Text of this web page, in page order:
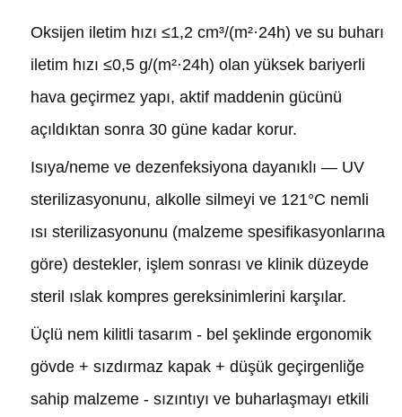
Oksijen iletim hızı ≤1,2 cm³/(m²·24h) ve su buharı
iletim hızı ≤0,5 g/(m²·24h) olan yüksek bariyerli
hava geçirmez yapı, aktif maddenin gücünü
açıldıktan sonra 30 güne kadar korur.
Isıya/neme ve dezenfeksiyona dayanıklı — UV
sterilizasyonunu, alkolle silmeyi ve 121°C nemli
ısı sterilizasyonunu (malzeme spesifikasyonlarına
göre) destekler, işlem sonrası ve klinik düzeyde
steril ıslak kompres gereksinimlerini karşılar.
Üçlü nem kilitli tasarım - bel şeklinde ergonomik
gövde + sızdırmaz kapak + düşük geçirgenliğe
sahip malzeme - sızıntıyı ve buharlaşmayı etkili